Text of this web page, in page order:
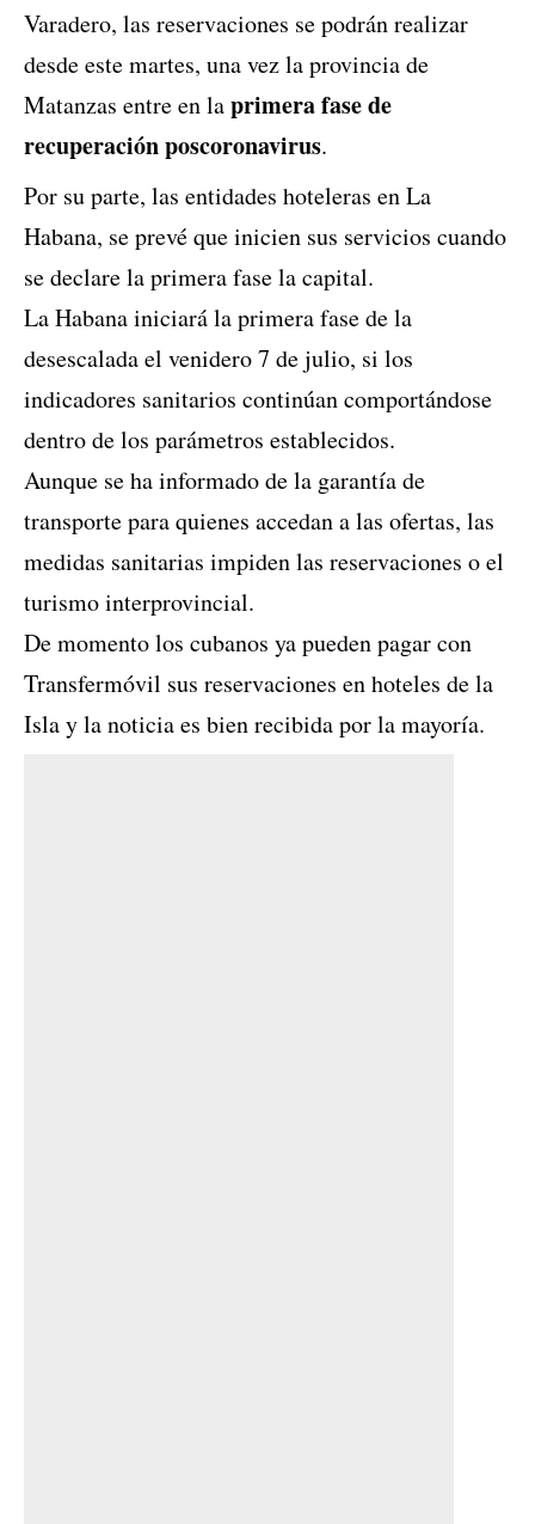
Varadero, las reservaciones se podrán realizar
desde este martes, una vez la provincia de
Matanzas entre en laprimera fase de
recuperación poscoronavirus.
Por su parte, las entidades hoteleras en La
Habana, se prevé que inicien sus servicios cuando
se declare la primera fase la capital.
La Habana iniciará la primera fase de la
desescalada el venidero 7 de julio, si los
indicadores sanitarios continúan comportándose
dentro de los parámetros establecidos.
Aunque se ha informado de la garantía de
transporte para quienes accedan a las ofertas, las
medidas sanitarias impiden las reservaciones o el
turismo interprovincial.
De momento los cubanos ya pueden pagar con
Transfermóvil sus reservaciones en hoteles de la
Isla y la noticia es bien recibida por la mayoría.